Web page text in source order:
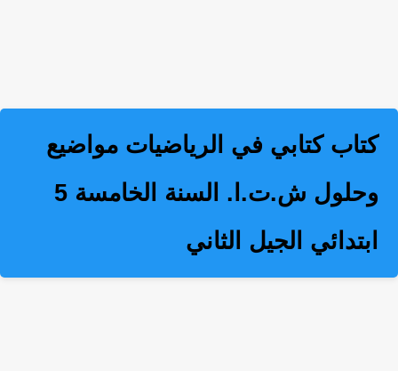
كتاب كتابي في الرياضيات مواضيع
وحلول ش.ت.ا. السنة الخامسة 5
ابتدائي الجيل الثاني